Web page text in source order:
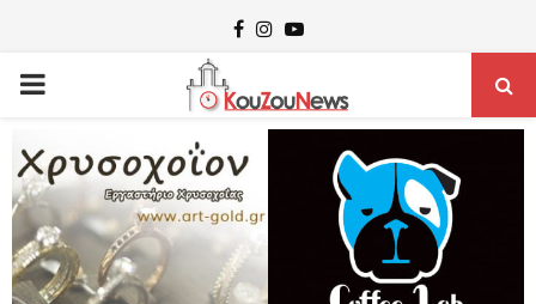
Facebook
Instagram
Youtube
PRIMARY
MENU